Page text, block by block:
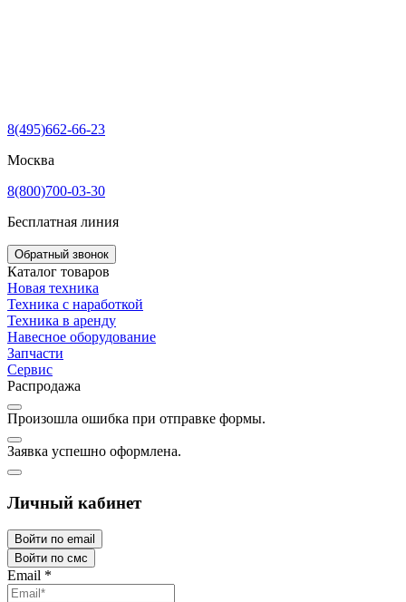
8(495)662-66-23
Москва
8(800)700-03-30
Бесплатная линия
Обратный звонок
Каталог товаров
Новая техника
Техника с наработкой
Техника в аренду
Навесное оборудование
Запчасти
Сервис
Распродажа
Произошла ошибка при отправке формы.
Заявка успешно оформлена.
Личный кабинет
Войти по email
Войти по смс
Email *